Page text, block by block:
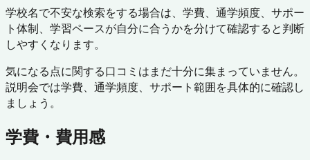
学校名で不安な検索をする場合は、学費、通学頻度、サポー
ト体制、学習ペースが自分に合うかを分けて確認すると判断
しやすくなります。
気になる点に関する口コミはまだ十分に集まっていません。
説明会では学費、通学頻度、サポート範囲を具体的に確認し
ましょう。
学費・費用感